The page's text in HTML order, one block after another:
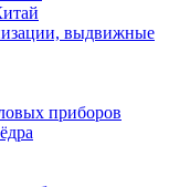
выдвижные
приборов